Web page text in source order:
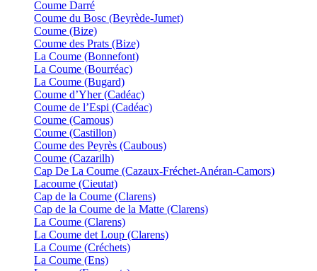
Coume Darré
Coume du Bosc (Beyrède-Jumet)
Coume (Bize)
Coume des Prats (Bize)
La Coume (Bonnefont)
La Coume (Bourréac)
La Coume (Bugard)
Coume d’Yher (Cadéac)
Coume de l’Espi (Cadéac)
Coume (Camous)
Coume (Castillon)
Coume des Peyrès (Caubous)
Coume (Cazarilh)
Cap De La Coume (Cazaux-Fréchet-Anéran-Camors)
Lacoume (Cieutat)
Cap de la Coume (Clarens)
Cap de la Coume de la Matte (Clarens)
La Coume (Clarens)
La Coume det Loup (Clarens)
La Coume (Créchets)
La Coume (Ens)